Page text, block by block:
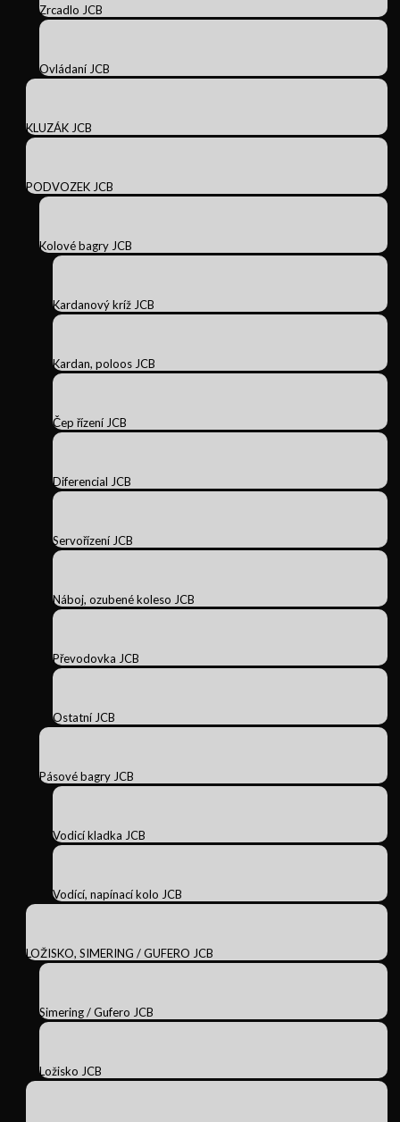
Zrcadlo JCB
Ovládaní JCB
KLUZÁK JCB
PODVOZEK JCB
Kolové bagry JCB
Kardanový kríž JCB
Kardan, poloos JCB
Čep řízení JCB
Diferencial JCB
Servořízení JCB
Náboj, ozubené koleso JCB
Převodovka JCB
Ostatní JCB
Pásové bagry JCB
Vodicí kladka JCB
Vodící, napínací kolo JCB
LOŽISKO, SIMERING / GUFERO JCB
Simering / Gufero JCB
Ložisko JCB